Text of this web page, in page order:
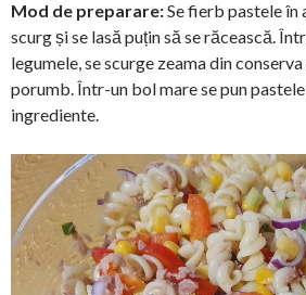
Mod de preparare:Se fierb pastele în
scurg și se lasă puțin să se răcească.
legumele, se scurge zeama din
porumb. Într-un bol mare se pun
ingrediente.